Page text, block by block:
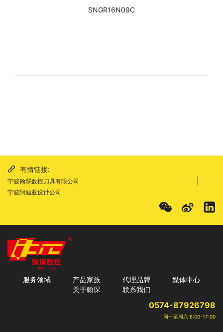
SNGR16N09C
有情链接:
宁波翰琛数控刀具有限公司
宁波阿迪亚设计公司
服务领域 产品家族 代理品牌
媒体中心
关于翰琛
联系我们
0574-87926798
周一至周六 8:00-17:00